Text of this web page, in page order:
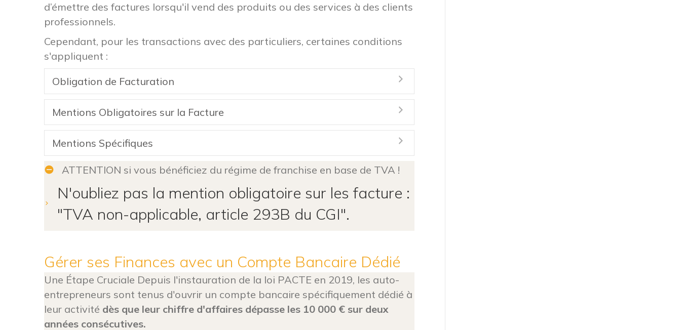
d’émettre des factures lorsqu'il vend des produits ou des services à des clients
professionnels.
Cependant, pour les transactions avec des particuliers, certaines conditions
s'appliquent :
Obligation de Facturation
Mentions Obligatoires sur la Facture
Mentions Spécifiques
ⓘ ATTENTION ! Le versement libératoire de l'impôt est irrévocable. Vous n'aurez pas de régularisation à effectuer pour vos
ATTENTION si vous bénéficiez du régime de franchise en base de TVA !
N'oubliez pas la mention obligatoire sur les facture :
"TVA non-applicable, article 293B du CGI".
Gérer ses Finances avec un Compte Bancaire Dédié
Une Étape Cruciale Depuis l'instauration de la loi PACTE en 2019, les auto-
entrepreneurs sont tenus d'ouvrir un compte bancaire spécifiquement dédié à
leur activité dès que leur chiffre d'affaires dépasse les 10 000 € sur deux
années consécutives.